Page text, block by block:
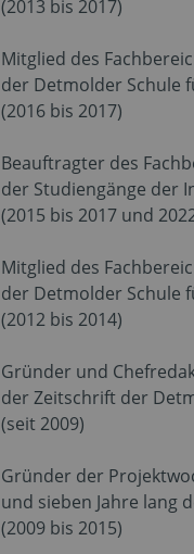
(2013 bis 2017)
Mitglied des
der Detmolder Schule
(2016 bis 2017)
Beauftragter des
der Studiengänge der
(2015 bis 2017 und
Mitglied des
der Detmolder Schule
(2012 bis 2014)
Gründer und
der Zeitschrift der
(seit 2009)
Gründer der
und sieben Jahre lang
(2009 bis 2015)